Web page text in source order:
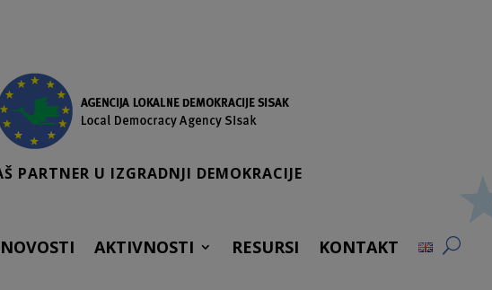
PARTNER U IZGRADNJI DEMOKRACIJE
NOVOSTI AKTIVNOSTI RESURSI KONTAKT